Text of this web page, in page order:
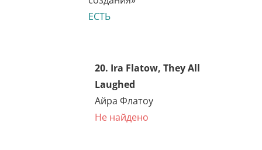
17. Clarence Darrow, The
Story of My Life
Кларенс Дарроу
Не найдено